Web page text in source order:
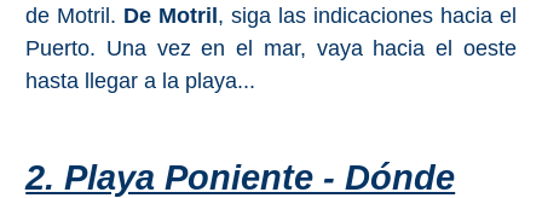
DE
de Motril. De Motril , siga las indicaciones hacia el
Puerto. Una vez en el mar, vaya hacia el oeste
hasta llegar a la playa...
2. Playa Poniente - Dónde